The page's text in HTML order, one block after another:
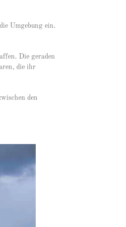
Umgebung ein.
Die geraden
die ihr
den